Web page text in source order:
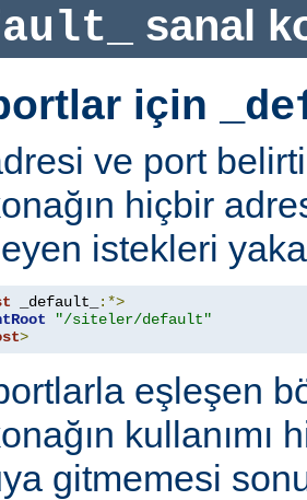
sanal
için
ve port
hiçbir
istekleri
_default_
:*>
"/siteler/default"
>
eşleşen
kullanımı
gitmemesi